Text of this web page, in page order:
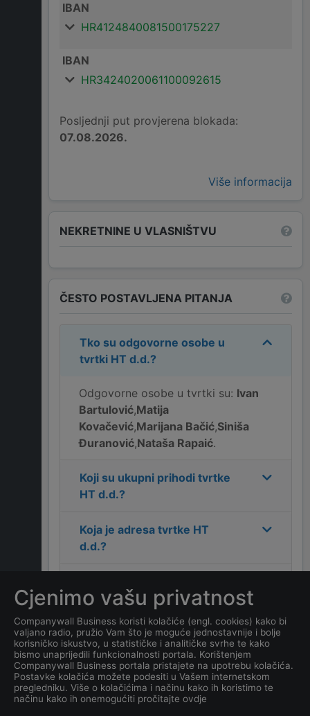
IBAN
HR4124840081500175227
IBAN
HR3424020061100092615
Posljednji put provjerena blokada:
07.08.2026.
Više informacija
NEKRETNINE U VLASNIŠTVU
ČESTO POSTAVLJENA PITANJA
Tko su odgovorne osobe u
tvrtki HT d.d.?
Odgovorne osobe u tvrtki su: Ivan
Bartulović,Matija
Kovačević,Marijana Bačić,Siniša
Đuranović,Nataša Rapaić.
Koji su ukupni prihodi tvrtke
HT d.d.?
Koja je adresa tvrtke HT
d.d.?
d.d. ?
Koliko ima zaposlenih
kompanijaHT d.d.?
Koji je datum osnivanja
tvrtkeHT d.d.?
Cjenimo vašu privatnost
Companywall Business koristi kolačiće (engl. cookies) kako bi
valjano radio, pružio Vam što je moguće jednostavnije i bolje
korisničko iskustvo, u statističke i analitičke svrhe te kako
bismo unaprijedili funkcionalnosti portala. Korištenjem
Companywall Business portala pristajete na upotrebu kolačića.
Postavke kolačića možete podesiti u Vašem internetskom
pregledniku. Više o kolačićima i načinu kako ih koristimo te
načinu kako ih onemogućiti pročitajte ovdje